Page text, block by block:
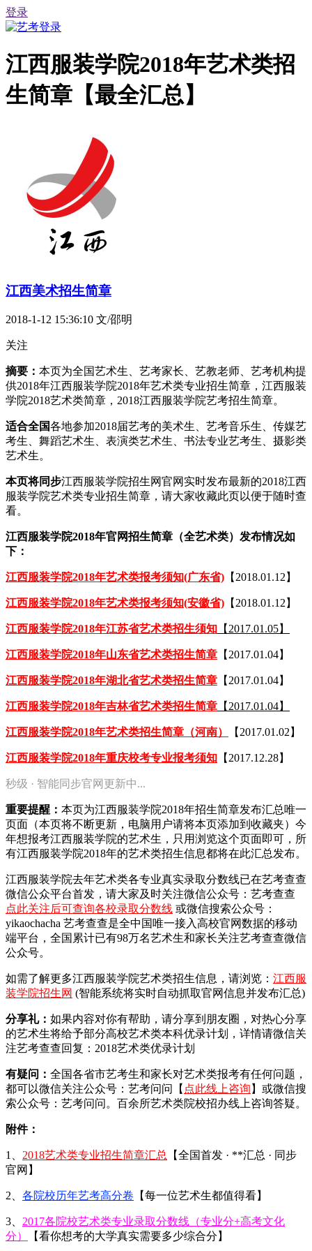
登录
江西服装学院2018年艺术类招
生简章【最全汇总】
江西美术招生简章
2018-1-12 15:36:10 文/邵明
关注
摘要： 本页为全国艺术生、艺考家长、艺教老师、艺考机构提
供2018年江西服装学院2018年艺术类专业招生简章，江西服装
学院2018艺术类简章，2018江西服装学院艺考招生简章。
适合全国各地参加2018届艺考的美术生、艺考音乐生、传媒艺
考生、舞蹈艺术生、表演类艺术生、书法专业艺考生、摄影类
艺术生。
本页将同步江西服装学院招生网官网实时发布最新的2018江西
服装学院艺术类专业招生简章，请大家收藏此页以便于随时查
看。
江西服装学院2018年官网招生简章（全艺术类）发布情况如
下：
江西服装学院2018年艺术类报考须知(广东省) 【2018.01.12】
江西服装学院2018年艺术类报考须知(安徽省) 【2018.01.12】
江西服装学院2018年江苏省艺术类招生须知 【2017.01.05】
江西服装学院2018年山东省艺术类招生简章 【2017.01.04】
江西服装学院2018年湖北省艺术类招生简章 【2017.01.04】
江西服装学院2018年吉林省艺术类招生简章 【2017.01.04】
江西服装学院2018年艺术类招生简章（河南） 【2017.01.02】
江西服装学院2018年重庆校考专业报考须知 【2017.12.28】
秒级 · 智能同步官网更新中...
重要提醒： 本页为江西服装学院2018年招生简章发布汇总唯一
页面（本页将不断更新，电脑用户请将本页添加到收藏夹）今
年想报考江西服装学院的艺术生，只用浏览这个页面即可，所
有江西服装学院2018年的艺术类招生信息都将在此汇总发布。
江西服装学院去年艺术类各专业真实录取分数线已在艺考查查
微信公众平台首发， 请大家及时关注微信公众号：艺考查查
点此关注后可查询各校录取分数线 或微信搜索公众号：
yikaochacha 艺考查查是全中国唯一接入高校官网数据的移动
端平台，全国累计已有98万名艺术生和家长关注艺考查查微信
公众号。
如需了解更多江西服装学院艺术类招生信息，请浏览： 江西服
装学院招生网 (智能系统将实时自动抓取官网信息并发布汇总)
分享礼： 如果内容对你有帮助，请分享到朋友圈，对热心分享
的艺术生将给予部分高校艺术类本科优录计划，详情请微信关
注艺考查查回复：2018艺术类优录计划
有疑问： 全国各省市艺考生和家长对艺术类报考有任何问题，
都可以微信关注公众号：艺考问问【 点此线上咨询 】或微信搜
索公众号：艺考问问。百余所艺术类院校招办线上咨询答疑。
附件：
1、 2018艺术类专业招生简章汇总
【全国首发 · **汇总 · 同步
官网】
2、 各院校历年艺考高分卷 【每一位艺术生都值得看】
3、 2017各院校艺术类专业录取分数线（专业分+高考文化
分）
【看你想考的大学真实需要多少综合分】